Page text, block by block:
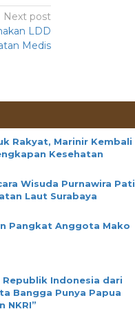
Next post
LDD
Medis
Rakyat, Marinir Kembali
Kesehatan
Wisuda Purnawira Pati
Laut Surabaya
Pangkat Anggota Mako
Indonesia dari
Bangga Punya Papua
NKRI”